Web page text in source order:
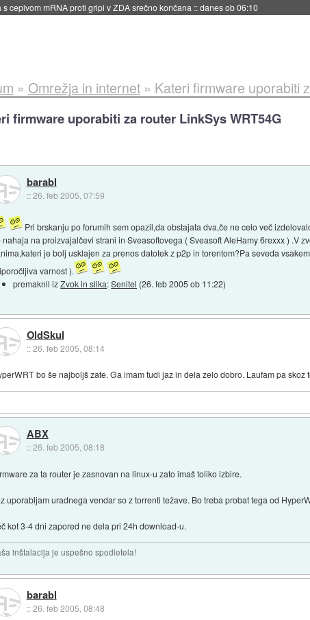
v vozilih začel predvajati reklame::danes ob 06:09
» Omrežja in internet» Kateri firmware uporabiti
firmware uporabiti za router LinkSys WRT54G
barabl
::26. feb 2005, 07:59
Pri brskanju po forumih sem opazil,da obstajata dva,če ne celo več
nahaja na proizvajalčevi strani in Sveasoftovega ( Sveasoft AleHamy 6rexxx ) .V
je bolj usklajen za prenos datotek z p2p in torentom?Pa seveda
varnost ).
premaknil izZvok in slika:Senitel (26. feb 2005 ob 11:22)
OldSkul
::26. feb 2005, 08:14
bo še najboljš zate. Ga imam tudi jaz in dela zelo dobro. Laufam pa skoz
ABX
::26. feb 2005, 08:18
za ta router je zasnovan na linux-u zato imaš toliko izbire.
uporabljam uradnega vendar so z torrenti težave. Bo treba probat tega od
kot 3-4 dni zapored ne dela pri 24h download-u.
inštalacija je uspešno spodletela!
barabl
::26. feb 2005, 08:48